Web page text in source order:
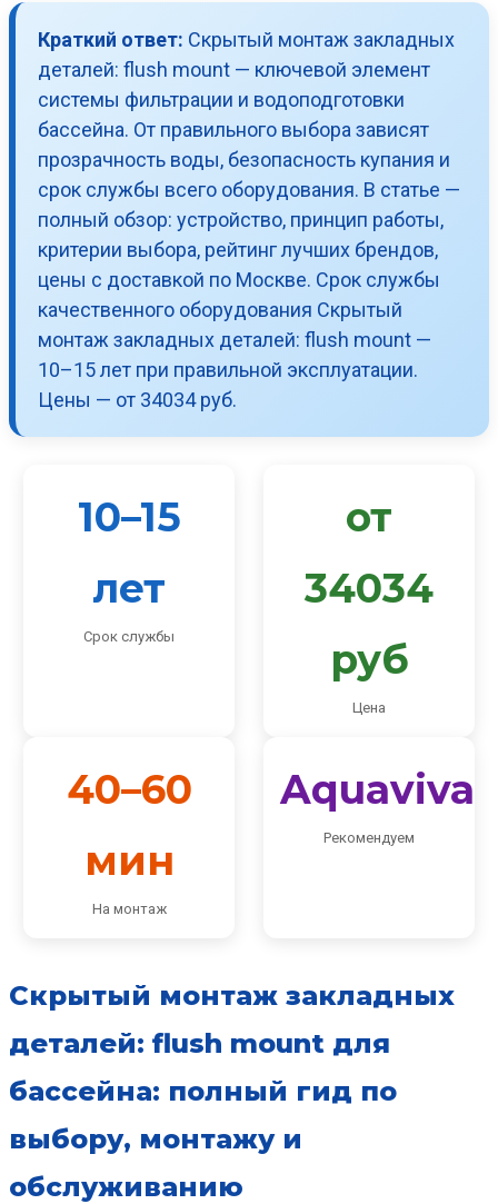
Краткий ответ: Скрытый монтаж закладных
деталей: flush mount — ключевой элемент
системы фильтрации и водоподготовки
бассейна. От правильного выбора зависят
прозрачность воды, безопасность купания и
срок службы всего оборудования. В статье —
полный обзор: устройство, принцип работы,
критерии выбора, рейтинг лучших брендов,
цены с доставкой по Москве. Срок службы
качественного оборудования Скрытый
монтаж закладных деталей: flush mount —
10–15 лет при правильной эксплуатации.
Цены — от 34034 руб.
10–15
лет
Срок службы
от
34034
руб
Цена
40–60
мин
На монтаж
Aquaviva
Рекомендуем
Скрытый монтаж закладных
деталей: flush mount для
бассейна: полный гид по
выбору, монтажу и
обслуживанию